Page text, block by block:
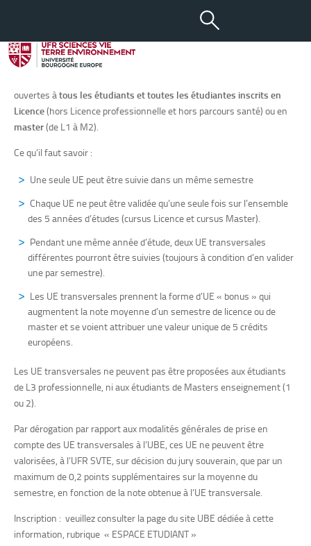
Unités d’Enseignement
transversales
ouvertes àtous les étudiants et toutes les étudiantes inscrits en
Licence(hors Licence professionnelle et hors parcours santé) ou en
master(de L1 à M2).
Ce qu’il faut savoir :
Une seule UE peut être suivie dans un même semestre
Chaque UE ne peut être validée qu’une seule fois sur l’ensemble
des 5 années d’études (cursus Licence et cursus Master).
Pendant une même année d’étude, deux UE transversales
différentes pourront être suivies (toujours à condition d’en valider
une par semestre).
Les UE transversales prennent la forme d’UE « bonus » qui
augmentent la note moyenne d’un semestre de licence ou de
master et se voient attribuer une valeur unique de 5 crédits
européens.
Les UE transversales ne peuvent pas être proposées aux étudiants
de L3 professionnelle, ni aux étudiants de Masters enseignement (1
ou 2).
Par dérogation par rapport aux modalités générales de prise en
compte des UE transversales à l’UBE, ces UE ne peuvent être
valorisées, à l’UFR SVTE, sur décision du jury souverain, que par un
maximum de 0,2 points supplémentaires sur la moyenne du
semestre, en fonction de la note obtenue à l’UE transversale.
Inscription : veuillez consulter la page du site UBE dédiée à cette
information, rubrique « ESPACE ETUDIANT »